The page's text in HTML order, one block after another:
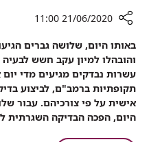
שיתוף
שווה
בדיקה:
21/06/2020 11:00
באותו היום, שלושה גברים
והובהלו למיון עקב חשש לבעיה
עשרות נבדקים מגיעים מדי
תקופתיות ברמב"ם, לביצוע
אישית על פי צורכיהם. עבור
היום, הפכה הבדיקה השגרתית